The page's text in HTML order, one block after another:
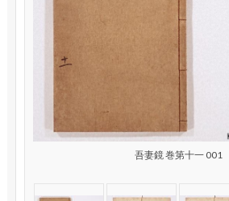
吾妻鏡 巻第十一 001